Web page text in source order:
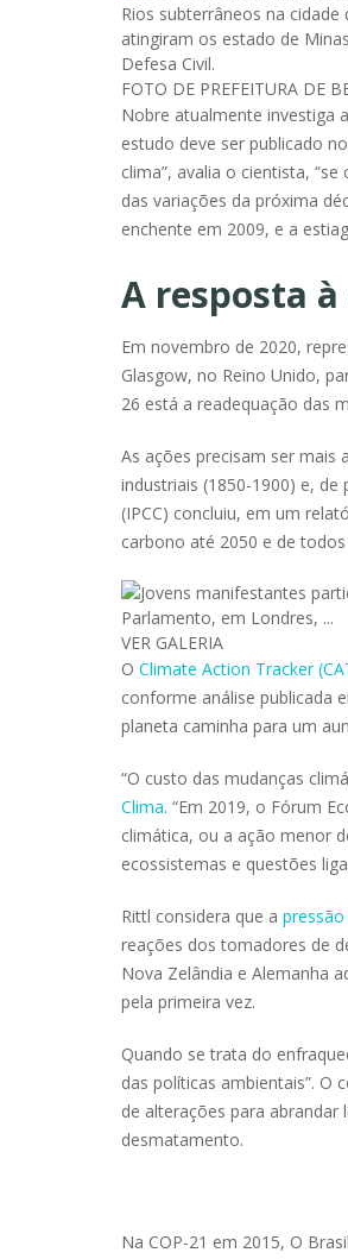
Rios subterrâneos na
atingiram os estado de
Defesa Civil.
FOTO DE PREFEITURA DE
Nobre atualmente investiga
estudo deve ser publicado
clima”, avalia o cientista,
das variações da próxima
enchente em 2009, e a
A resposta
Em novembro de 2020,
Glasgow, no Reino Unido,
26 está a readequação das
As ações precisam ser mais
industriais (1850-1900) e,
(IPCC) concluiu, em um
carbono até 2050 e de
VER GALERIA
O Climate Action Tracker
conforme análise publicada
planeta caminha para um
“O custo das mudanças
Clima. “Em 2019, o Fórum
climática, ou a ação menor
ecossistemas e questões
Rittl considera que a
reações dos tomadores de
Nova Zelândia e Alemanha
pela primeira vez.
Quando se trata do
das políticas ambientais”. O
de alterações para
desmatamento.
Na COP-21 em 2015, O